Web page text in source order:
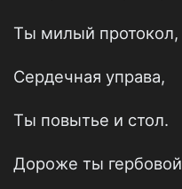
Ты милый протокол,
Сердечная управа,
Ты повытье и стол.
Дороже ты гербовой